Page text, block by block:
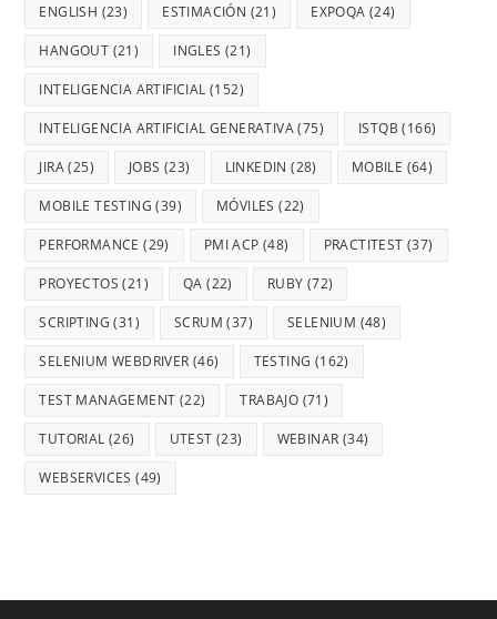
ENGLISH (23) ESTIMACIÓN (21) EXPOQA (24)
HANGOUT (21) INGLES (21)
INTELIGENCIA ARTIFICIAL (152)
INTELIGENCIA ARTIFICIAL GENERATIVA(75) ISTQB (166)
JIRA(25) JOBS (23) LINKEDIN (28) MOBILE (64)
MOBILE TESTING (39) MÓVILES (22)
PERFORMANCE (29) PMI ACP (48) PRACTITEST (37)
PROYECTOS (21) QA (22) RUBY (72)
SCRIPTING (31) SCRUM (37) SELENIUM (48)
SELENIUM WEBDRIVER (46) TESTING (162)
TEST MANAGEMENT (22) TRABAJO (71)
TUTORIAL (26) UTEST (23) WEBINAR (34)
WEBSERVICES (49)